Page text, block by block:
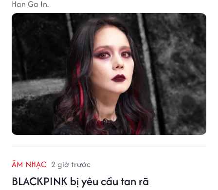
Han Ga In.
ÂM NHẠC 2 giờ trước
BLACKPINK bị yêu cầu tan rã